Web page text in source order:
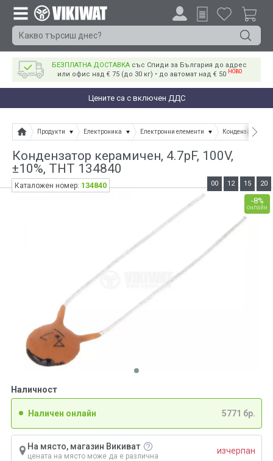
БЕЗПЛАТНА ДОСТАВКА със Спиди за България до адрес
или офис над € 75 (до 30 кг) • до автомат над € 50 НОВО
Цените са с включен ДДС
Продукти Електроника Електронни елементи Кондензатори
Кондензатор керамичен, 4.7pF, 100V,
±10%, THT 134840
Наличност
Наличен онлайн 5771 бр.
На място, магазин Викиват
цената на място може да е различна
изчерпан
-8%
онлайн
00 12 15 20
Каталожен номер: 134840